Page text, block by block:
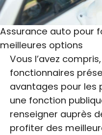
Assurance auto pour
meilleures options
Vous l’avez
fonctionnaires
avantages pour les
une fonction
renseigner auprès
profiter des